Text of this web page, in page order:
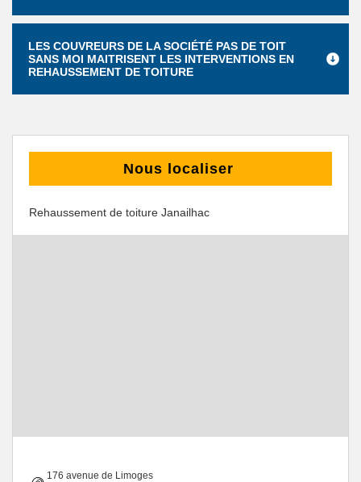
LES COUVREURS DE LA SOCIÉTÉ PAS DE TOIT
SANS MOI MAITRISENT LES INTERVENTIONS EN
REHAUSSEMENT DE TOITURE
Nous localiser
Rehaussement de toiture Janailhac
176 avenue de Limoges